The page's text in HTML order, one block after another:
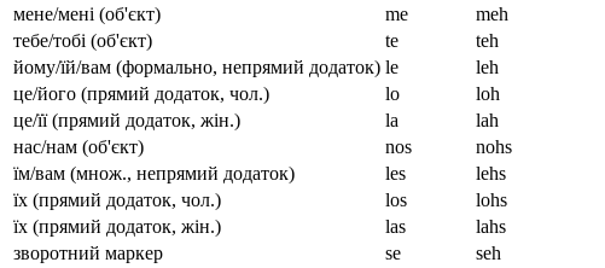
мене/мені (об'єкт)
me meh
тебе/тобі (об'єкт)
te teh
йому/їй/вам (формально, непрямий додаток) le leh
це/його (прямий додаток, чол.)
lo loh
це/її (прямий додаток, жін.)
la lah
нас/нам (об'єкт)
nos nohs
їм/вам (множ., непрямий додаток)
les lehs
їх (прямий додаток, чол.)
los lohs
їх (прямий додаток, жін.)
las lahs
зворотний маркер
se seh